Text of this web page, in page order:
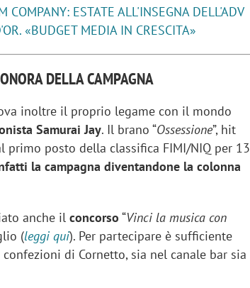
COMPANY: ESTATE ALL'INSEGNA DELL'ADV
«BUDGET MEDIA IN CRESCITA»
DELLA CAMPAGNA
inoltre il proprio legame con il mondo
Samurai Jay. Il brano “Ossessione”, hit
posto della classifica FIMI/NIQ per 13
la campagna diventandone la colonna
anche ilconcorso “Vinci la musica con
(leggi qui). Per partecipare è sufficiente
di Cornetto, sia nel canale bar sia